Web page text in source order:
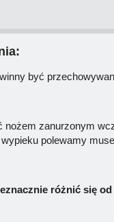
być
nożem zanurzonym
polewamy
różnić się